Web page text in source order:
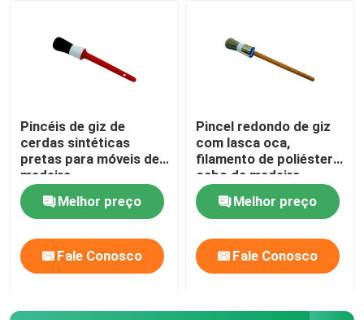
Pincéis de giz de
cerdas sintéticas
pretas para móveis de
madeira
Melhor preço
Fale Conosco
Pincel redondo de giz
com lasca oca,
filamento de poliéster,
cabo de madeira
laqueada
Melhor preço
Fale Conosco